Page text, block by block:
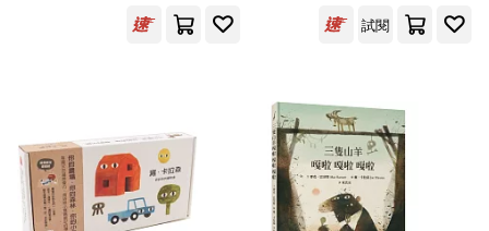
Kenlynn Dorothy(2)
Kenneth/ Klassen(2)
博客來網路書店(1)
一個月內上市新品(1)
現在可購買商品(74)
試閱